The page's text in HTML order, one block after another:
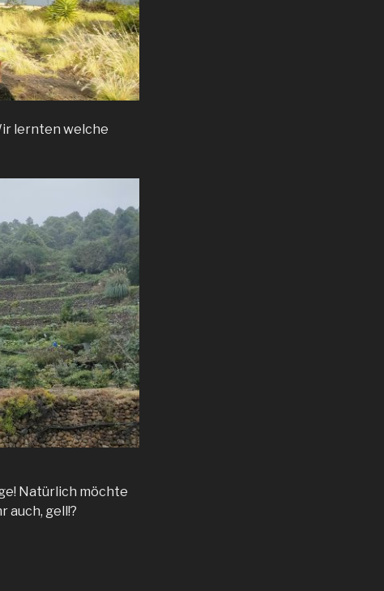
lernten welche
Natürlich möchte
auch, gell!?